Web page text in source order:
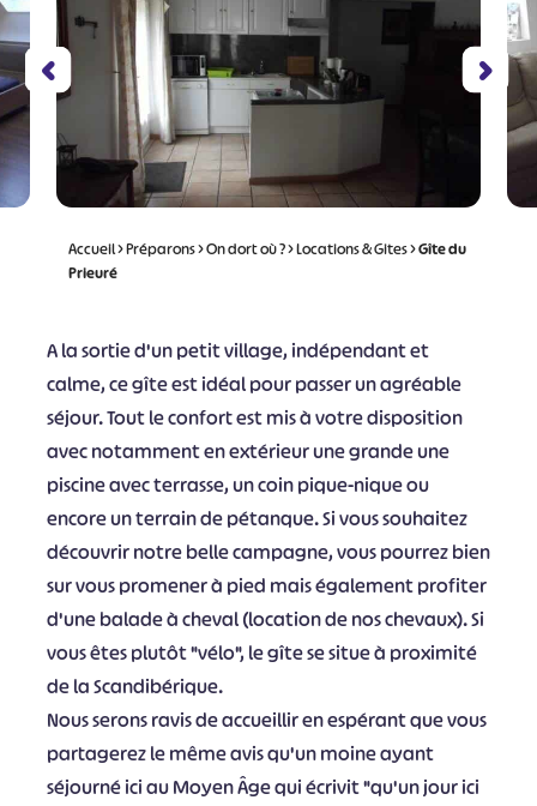
Accueil>Préparons>On dort où ?>Locations & Gites>Gîte du
Prieuré
A la sortie d'un petit village, indépendant et
calme, ce gîte est idéal pour passer un agréable
séjour. Tout le confort est mis à votre disposition
avec notamment en extérieur une grande une
piscine avec terrasse, un coin pique-nique ou
encore un terrain de pétanque. Si vous souhaitez
découvrir notre belle campagne, vous pourrez bien
sur vous promener à pied mais également profiter
d'une balade à cheval (location de nos chevaux). Si
vous êtes plutôt "vélo", le gîte se situe à proximité
de la Scandibérique.
Nous serons ravis de accueillir en espérant que vous
partagerez le même avis qu'un moine ayant
séjourné ici au Moyen Âge qui écrivit "qu'un jour ici